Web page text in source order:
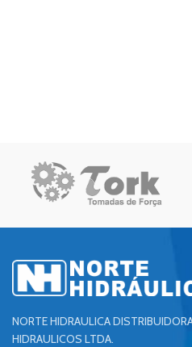
NORTE HIDRAULICA
HIDRAULICOS LTDA.